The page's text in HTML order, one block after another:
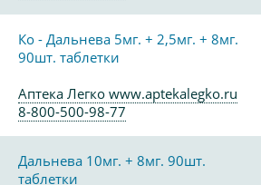
Ко - Дальнева 5мг. + 2,5мг. + 8мг.
90шт. таблетки
Аптека Легко www.aptekalegko.ru
8-800-500-98-77
Дальнева 10мг. + 8мг. 90шт.
таблетки